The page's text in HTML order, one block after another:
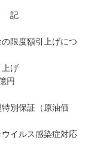
限度額引上げにつ
げ
円
保証（原油価
ルス感染症対応